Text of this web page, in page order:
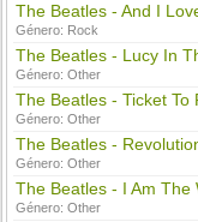
The Beatles - And I
Género: Rock
The Beatles - Lucy In
Género:Other
The Beatles - Ticket To
Género:Other
The Beatles -
Género:Other
The Beatles - I Am The
Género:Other